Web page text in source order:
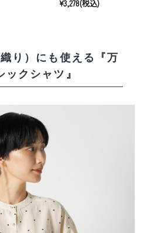
¥3,278(税込)
り）にも使える 『万
ックシャツ』